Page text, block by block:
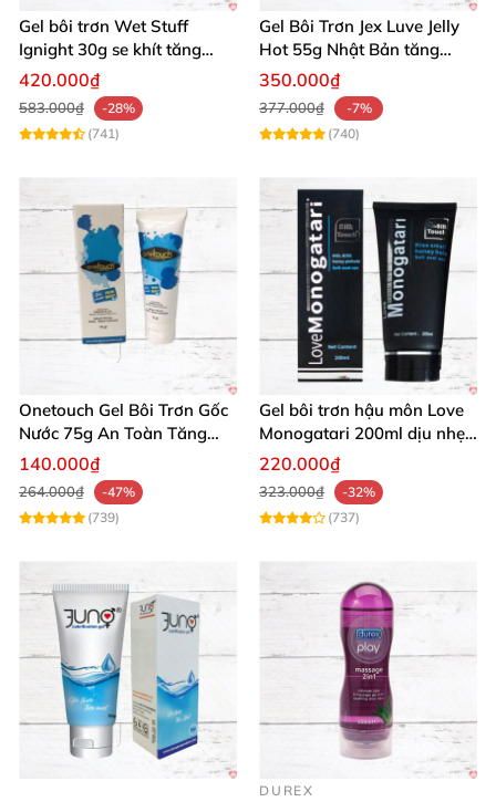
vết. Độ trơn bền bỉ, chất liệu dưỡng ẩm tuyệt vời, làm
đời sống tình dục thêm phần thú vị! ❤️"
Phạm Văn Hải, 31 tuổi
: "Sản phẩm vegan dừa này
thay đổi hoàn toàn trải nghiệm của mình, trơn tru
đáng tiền nhất từ trước đến nay! 🔥"
Intt Vegan Coconut Lube 100ml
không chỉ là gel bôi
trơn thông thường, mà là "người bạn đồng hành"
nâng tầm mọi khoảnh khắc thân mật. Với công thức
giống s润 tự nhiên, hương dừa mê hoặc và độ an
toàn vượt trội, đây chính là lựa chọn hoàn hảo cho
Mua ngay Intt Vegan Coconut Lube 100ml hôm nay
để tận hưởng sự khác biệt đỉnh cao!Thêm vào giỏ
hàng và biến mọi cuộc yêu thành thiên đường thăng
hoa cùng Chúng tôi. 🛒✨
Gel bôi trơn Wet Stuff
Ignight 30g se khít tăng
khoái cảm nữ hiệu quả
420.000₫
583.000₫
-28%
(741)
Gel Bôi Trơn Jex Luve Jelly
Hot 55g Nhật Bản tăng
khoái cảm nữ dễ sử dụng
350.000₫
377.000₫
-7%
(740)
Onetouch Gel Bôi Trơn Gốc
Nước 75g An Toàn Tăng
Khoái Cảm
140.000₫
264.000₫
-47%
(739)
Gel bôi trơn hậu môn Love
Monogatari 200ml dịu nhẹ,
an toàn
220.000₫
323.000₫
-32%
(737)
DUREX